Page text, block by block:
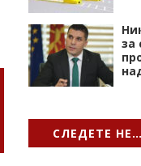
за
СЛЕДЕТЕ НЕ…